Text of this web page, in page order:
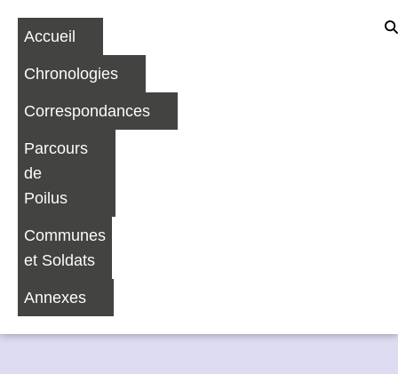
Accueil
Chronologies
Correspondances
Parcours
de
Poilus
Communes
et Soldats
Annexes